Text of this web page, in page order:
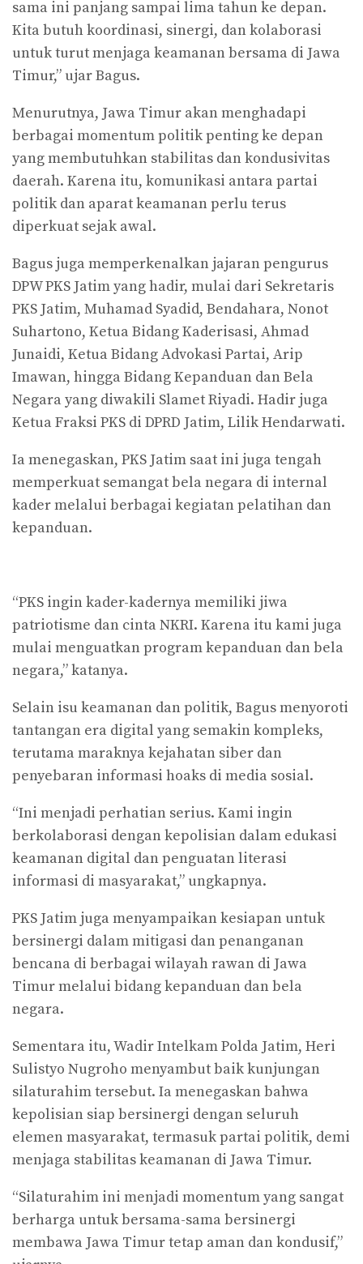
sama ini panjang sampai lima tahun ke depan.
Kita butuh koordinasi, sinergi, dan kolaborasi
untuk turut menjaga keamanan bersama di Jawa
Timur,” ujar Bagus.
Menurutnya, Jawa Timur akan menghadapi
berbagai momentum politik penting ke depan
yang membutuhkan stabilitas dan kondusivitas
daerah. Karena itu, komunikasi antara partai
politik dan aparat keamanan perlu terus
diperkuat sejak awal.
Bagus juga memperkenalkan jajaran pengurus
DPW PKS Jatim yang hadir, mulai dari Sekretaris
PKS Jatim, Muhamad Syadid, Bendahara, Nonot
Suhartono, Ketua Bidang Kaderisasi, Ahmad
Junaidi, Ketua Bidang Advokasi Partai, Arip
Imawan, hingga Bidang Kepanduan dan Bela
Negara yang diwakili Slamet Riyadi. Hadir juga
Ketua Fraksi PKS di DPRD Jatim, Lilik Hendarwati.
Ia menegaskan, PKS Jatim saat ini juga tengah
memperkuat semangat bela negara di internal
kader melalui berbagai kegiatan pelatihan dan
kepanduan.
“PKS ingin kader-kadernya memiliki jiwa
patriotisme dan cinta NKRI. Karena itu kami juga
mulai menguatkan program kepanduan dan bela
negara,” katanya.
Selain isu keamanan dan politik, Bagus menyoroti
tantangan era digital yang semakin kompleks,
terutama maraknya kejahatan siber dan
penyebaran informasi hoaks di media sosial.
“Ini menjadi perhatian serius. Kami ingin
berkolaborasi dengan kepolisian dalam edukasi
keamanan digital dan penguatan literasi
informasi di masyarakat,” ungkapnya.
PKS Jatim juga menyampaikan kesiapan untuk
bersinergi dalam mitigasi dan penanganan
bencana di berbagai wilayah rawan di Jawa
Timur melalui bidang kepanduan dan bela
negara.
Sementara itu, Wadir Intelkam Polda Jatim, Heri
Sulistyo Nugroho menyambut baik kunjungan
silaturahim tersebut. Ia menegaskan bahwa
kepolisian siap bersinergi dengan seluruh
elemen masyarakat, termasuk partai politik, demi
menjaga stabilitas keamanan di Jawa Timur.
“Silaturahim ini menjadi momentum yang sangat
berharga untuk bersama-sama bersinergi
membawa Jawa Timur tetap aman dan kondusif,”